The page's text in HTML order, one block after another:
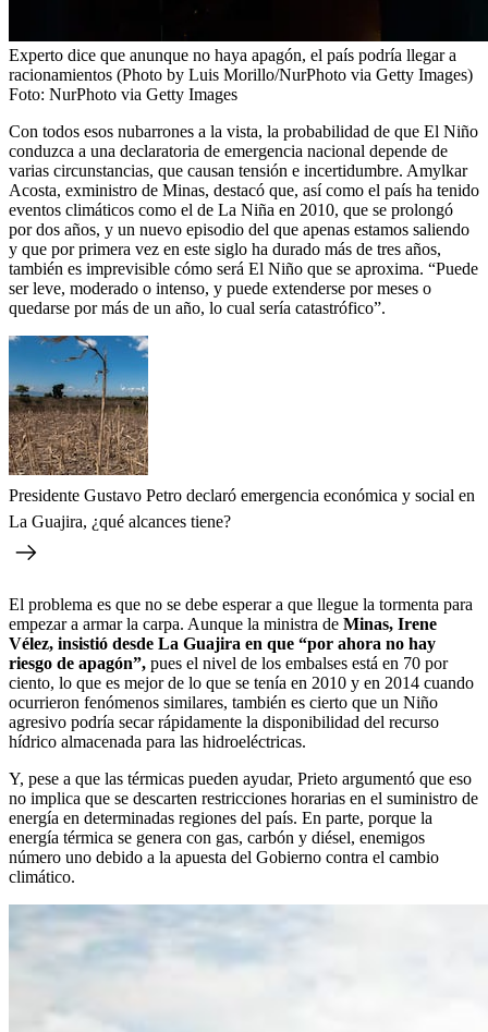
Experto dice que anunque no haya apagón, el país podría llegar a
racionamientos (Photo by Luis Morillo/NurPhoto via Getty Images)
Foto: NurPhoto via Getty Images
Con todos esos nubarrones a la vista, la probabilidad de que El Niño
conduzca a una declaratoria de emergencia nacional depende de
varias circunstancias, que causan tensión e incertidumbre. Amylkar
Acosta, exministro de Minas, destacó que, así como el país ha tenido
eventos climáticos como el de La Niña en 2010, que se prolongó
por dos años, y un nuevo episodio del que apenas estamos saliendo
y que por primera vez en este siglo ha durado más de tres años,
también es imprevisible cómo será El Niño que se aproxima. “Puede
ser leve, moderado o intenso, y puede extenderse por meses o
quedarse por más de un año, lo cual sería catastrófico”.
Presidente Gustavo Petro declaró emergencia económica y social en
La Guajira, ¿qué alcances tiene?
El problema es que no se debe esperar a que llegue la tormenta para
empezar a armar la carpa. Aunque la ministra de Minas, Irene
Vélez, insistió desde La Guajira en que “por ahora no hay
riesgo de apagón”, pues el nivel de los embalses está en 70 por
ciento, lo que es mejor de lo que se tenía en 2010 y en 2014 cuando
ocurrieron fenómenos similares, también es cierto que un Niño
agresivo podría secar rápidamente la disponibilidad del recurso
hídrico almacenada para las hidroeléctricas.
Y, pese a que las térmicas pueden ayudar, Prieto argumentó que eso
no implica que se descarten restricciones horarias en el suministro de
energía en determinadas regiones del país. En parte, porque la
energía térmica se genera con gas, carbón y diésel, enemigos
número uno debido a la apuesta del Gobierno contra el cambio
climático.